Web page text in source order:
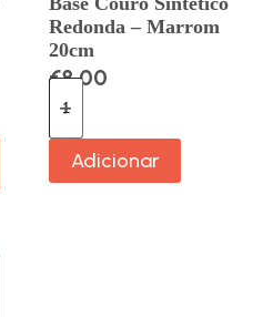
Redonda – Marrom
20cm
€8.00
Adicionar